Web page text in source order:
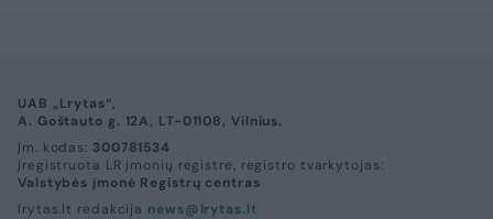
UAB „Lrytas“,
A. Goštauto g. 12A, LT-01108, Vilnius.
Įm. kodas: 300781534
Įregistruota LR įmonių registre, registro tvarkytojas:
Valstybės įmonė Registrų centras
lrytas.lt redakcija news@lrytas.lt